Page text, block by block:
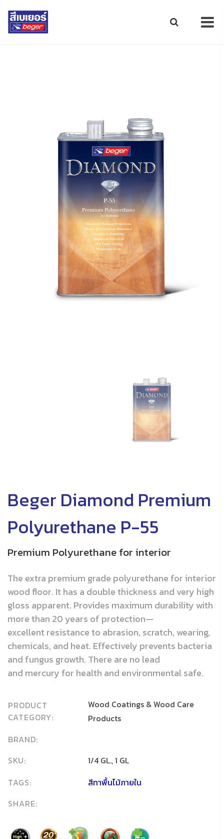
Beger Diamond Premium
Polyurethane P-55
Premium Polyurethane for interior
The extra premium grade polyurethane for interior
wood floor. It has a double thickness and very high
gloss apparent. Provides maximum durability with
more than 20 years of protection—
excellent resistance to abrasion, scratch, wearing,
chemicals, and heat. Effectively prevents bacteria
and fungus growth. There are no lead
and mercury for health and environmental safe.
PRODUCT
CATEGORY:
Wood Coatings & Wood Care
Products
BRAND:
SKU:
1/4 GL., 1 GL
TAGS:
สีทาพื้นไม้ภายใน
SHARE: